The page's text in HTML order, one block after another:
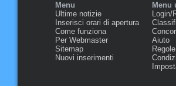
Menu
Ultime notizie
Inserisci orari di apertura
Come funziona
Per Webmaster
Sitemap
Nuovi inserimenti
Menu
Login/
Aiuto
Regole